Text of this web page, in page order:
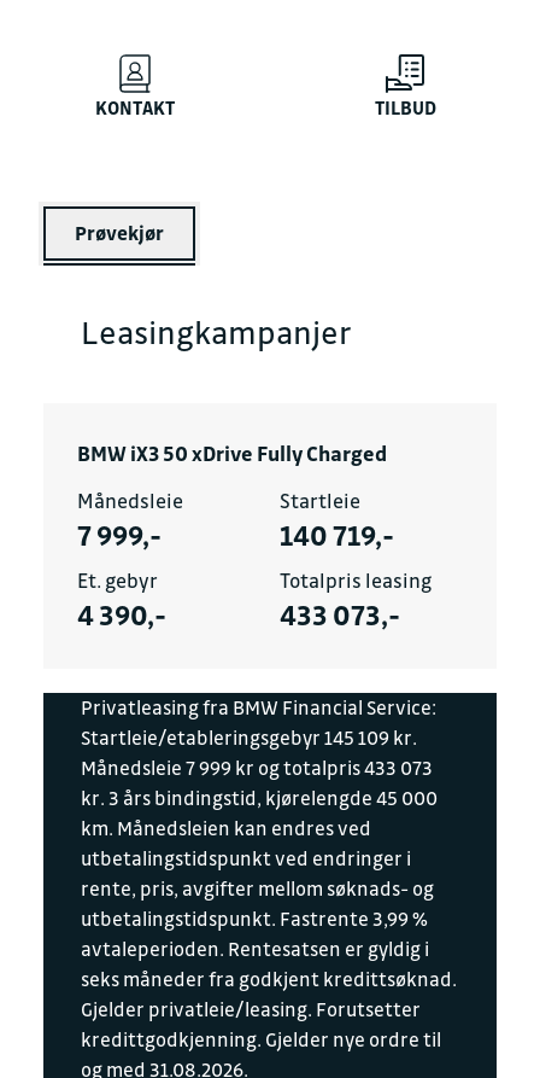
KONTAKT TILBUD
Prøvekjør
Leasingkampanjer
BMW iX3 50 xDrive Fully Charged
Månedsleie
7 999,-
Startleie
140 719,-
Et. gebyr
4 390,-
Totalpris leasing
433 073,-
Privatleasing fra BMW Financial Service:
Startleie/etableringsgebyr 145 109 kr.
Månedsleie 7 999 kr og totalpris 433 073
kr. 3 års bindingstid, kjørelengde 45 000
km. Månedsleien kan endres ved
utbetalingstidspunkt ved endringer i
rente, pris, avgifter mellom søknads- og
utbetalingstidspunkt. Fastrente 3,99 %
avtaleperioden. Rentesatsen er gyldig i
seks måneder fra godkjent kredittsøknad.
Gjelder privatleie/leasing. Forutsetter
kredittgodkjenning. Gjelder nye ordre til
og med 31.08.2026.